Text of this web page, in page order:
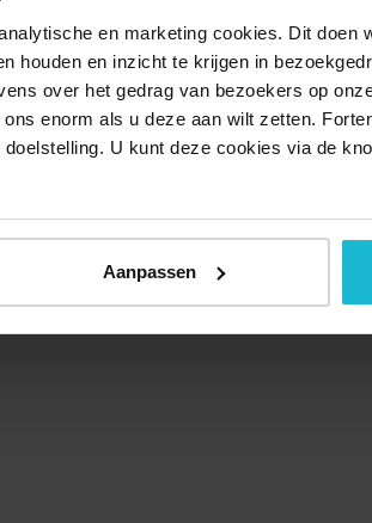
en marketing cookies. Dit doen
houden en inzicht te krijgen in
over het gedrag van bezoekers op
enorm als u deze aan wilt zetten.
U kunt deze cookies via de
Aanpassen
nu Forten.nl